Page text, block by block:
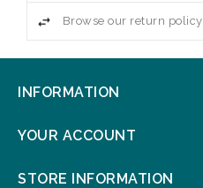
Browse our return policy
INFORMATION
YOUR ACCOUNT
STORE INFORMATION